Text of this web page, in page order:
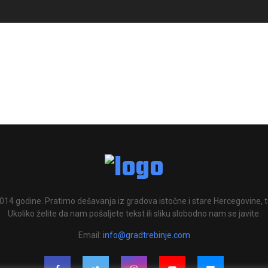
godine. Pratimo dešavanja iz gradova istočne i stare Hercegovine,
Ukoliko želite da nam pošaljete tekst ili sliku slobodno nam se javite.
Email: info@gradtrebinje.com